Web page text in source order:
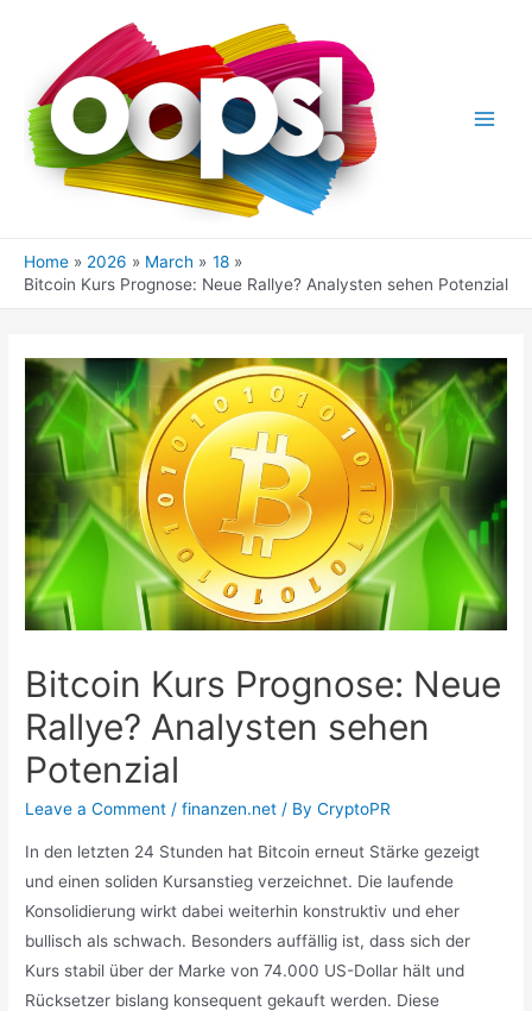
Home 2026 March
18
Bitcoin Kurs Prognose: Neue Rallye? Analysten sehen Potenzial
Bitcoin Kurs Prognose: Neue
Rallye? Analysten sehen
Potenzial
Leave a Comment /finanzen.net / ByCryptoPR
In den letzten 24 Stunden hat Bitcoin erneut Stärke gezeigt
und einen soliden Kursanstieg verzeichnet. Die laufende
Konsolidierung wirkt dabei weiterhin konstruktiv und eher
bullisch als schwach. Besonders auffällig ist, dass sich der
Kurs stabil über der Marke von 74.000 US-Dollar hält und
Rücksetzer bislang konsequent gekauft werden. Diese